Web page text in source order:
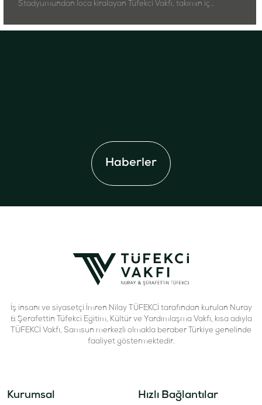
Stadyumundan loca kiralayan Tüfekci Vakfı, takımın iç…
Haberler
İş insanı ve siyasetçi İmren Nilay TÜFEKCİ tarafından kurulan Nuray
& Şerafettin Tüfekci Eğitim, Kültür ve Yardımlaşma Vakfı, kısa adıyla
TÜFEKCİ Vakfı, Samsun merkezli olmakla beraber Türkiye genelinde
faaliyet göstermektedir.
Kurumsal Hızlı Bağlantılar